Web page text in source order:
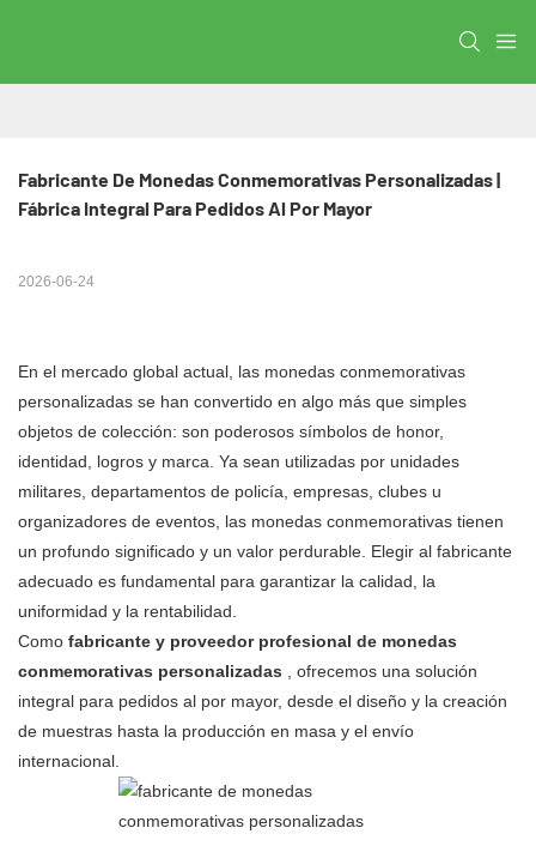
Fabricante De Monedas Conmemorativas Personalizadas |
Fábrica Integral Para Pedidos Al Por Mayor
2026-06-24
En el mercado global actual, las monedas conmemorativas
personalizadas se han convertido en algo más que simples
objetos de colección: son poderosos símbolos de honor,
identidad, logros y marca. Ya sean utilizadas por unidades
militares, departamentos de policía, empresas, clubes u
organizadores de eventos, las monedas conmemorativas tienen
un profundo significado y un valor perdurable. Elegir al fabricante
adecuado es fundamental para garantizar la calidad, la
uniformidad y la rentabilidad.
Como fabricante y proveedor profesional de monedas
conmemorativas personalizadas , ofrecemos una solución
integral para pedidos al por mayor, desde el diseño y la creación
de muestras hasta la producción en masa y el envío
internacional.